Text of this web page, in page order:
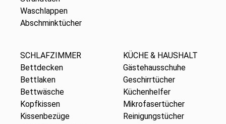
Waschlappen
Abschminktücher
SCHLAFZIMMER
Bettdecken
Bettlaken
Bettwäsche
Kopfkissen
Kissenbezüge
KÜCHE & HAUSHALT
Gästehausschuhe
Geschirrtücher
Küchenhelfer
Mikrofasertücher
Reinigungstücher